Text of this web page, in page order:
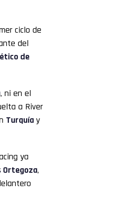
ciclo de
del
de
, ni en el
a River
Turquíay
ya
Ortegoza,